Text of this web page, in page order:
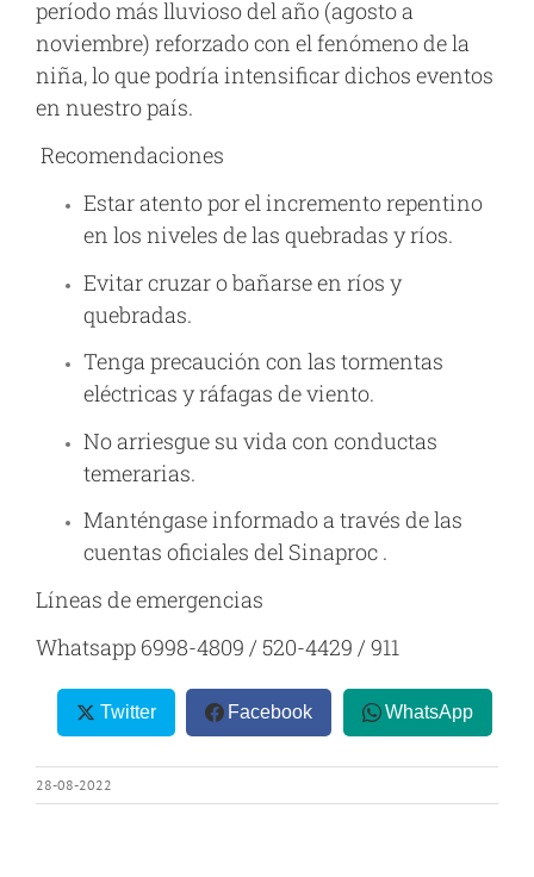
período más lluvioso del año (agosto a
noviembre) reforzado con el fenómeno de la
niña, lo que podría intensificar dichos eventos
en nuestro país.
Recomendaciones
Estar atento por el incremento repentino
en los niveles de las quebradas y ríos.
Evitar cruzar o bañarse en ríos y
quebradas.
Tenga precaución con las tormentas
eléctricas y ráfagas de viento.
No arriesgue su vida con conductas
temerarias.
Manténgase informado a través de las
cuentas oficiales del Sinaproc .
Líneas de emergencias
Whatsapp 6998-4809 / 520-4429 / 911
Twitter Facebook WhatsApp
28-08-2022